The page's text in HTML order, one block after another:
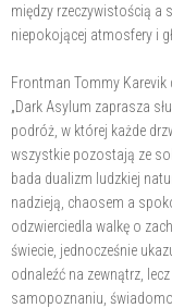
między rzeczywistością a
niepokojącej atmosfery i
Frontman Tommy Karevik
„Dark Asylum zaprasza
podróż, w której każde
wszystkie pozostają ze
bada dualizm ludzkiej
nadzieją, chaosem a
odzwierciedla walkę o
świecie, jednocześnie
odnaleźć na zewnątrz,
samopoznaniu,